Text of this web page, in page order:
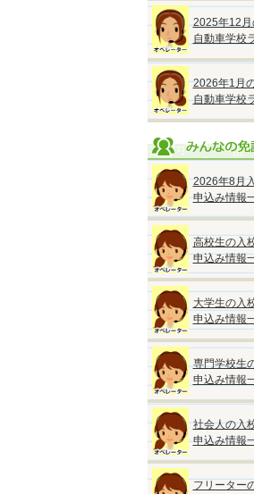
2025年12月
自動車学校
2026年1月
自動車学校
2026年8月
申込み情報
高校生の入
申込み情報
大学生の入
申込み情報
専門学校生
申込み情報
社会人の入
申込み情報
フリーター